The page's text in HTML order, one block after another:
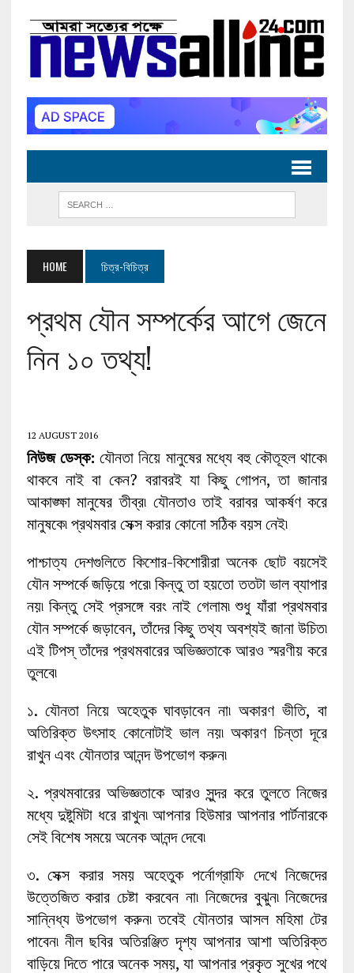
HOME চিত্র-বিচিত্র
প্রথম যৌন সম্পর্কের আগে জেনে
নিন ১০ তথ্য!
12 AUGUST 2016
নিউজ ডেস্ক: যৌনতা নিয়ে মানুষের মধ্যে বহু কৌতূহল থাকে৷
থাকবে নাই বা কেন? বরাবরই যা কিছু গোপন, তা জানার
আকাঙ্ক্ষা মানুষের তীব্র৷ যৌনতাও তাই বরাবর আকর্ষণ করে
মানুষকে৷ প্রথমবার সেক্স করার কোনো সঠিক বয়স নেই৷
পাশ্চাত্য দেশগুলিতে কিশোর-কিশোরীরা অনেক ছোট বয়সেই
যৌন সম্পর্কে জড়িয়ে পরে৷ কিন্তু তা হয়তো ততটা ভাল ব্যাপার
নয়৷ কিন্তু সেই প্রসঙ্গে বরং নাই গেলাম৷ শুধু যাঁরা প্রথমবার
যৌন সম্পর্কে জড়াবেন, তাঁদের কিছু তথ্য অবশ্যই জানা উচিত৷
এই টিপস্ তাঁদের প্রথমবারের অভিজ্ঞতাকে আরও স্মরণীয় করে
তুলবে৷
১. যৌনতা নিয়ে অহেতুক ঘাবড়াবেন না৷ অকারণ ভীতি, বা
অতিরিক্ত উৎসাহ কোনোটাই ভাল নয়৷ অকারণ চিন্তা দূরে
রাখুন এবং যৌনতার আনন্দ উপভোগ করুন৷
২. প্রথমবারের অভিজ্ঞতাকে আরও সুন্দর করে তুলতে নিজের
মধ্যে দুষ্টুমিটা ধরে রাখুন৷ আপনার হিউমার আপনার পার্টনারকে
সেই বিশেষ সময়ে অনেক আনন্দ দেবে৷
৩. সেক্স করার সময় অহেতুক পর্নোগ্রাফি দেখে নিজেদের
উত্তেজিত করার চেষ্টা করবেন না৷ নিজেদের বুঝুন৷ নিজেদের
সান্নিধ্য উপভোগ করুন৷ তবেই যৌনতার আসল মহিমা টের
পাবেন৷ নীল ছবির অতিরঞ্জিত দৃশ্য আপনার আশা অতিরিক্ত
বাড়িয়ে দিতে পারে অনেক সময়, যা আপনার প্রকৃত সুখের পথে